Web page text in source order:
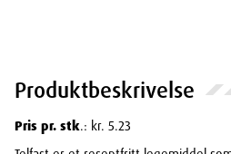
Produktbeskrivelse
Pris pr. stk.: kr. 5.23